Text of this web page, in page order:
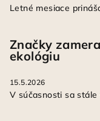
Letné mesiace
Značky
ekológiu
15.5.2026
V súčasnosti sa stále